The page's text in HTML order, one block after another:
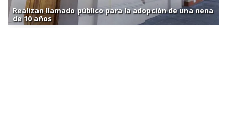
Realizan llamado público para la adopción de una nena
de 10 años